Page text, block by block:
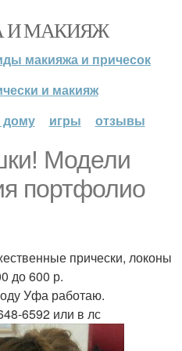
И МАКИЯЖ
макияжа и причесок
и макияж
дому
игры отзывы
Модели
портфолио
прически, локоны
до 600 р.
Уфа работаю.
6592 или в лс